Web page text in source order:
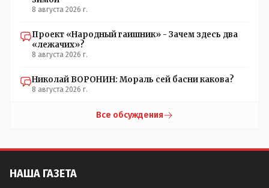
8 августа 2026 г.
Проект «Народный гаишник» - Зачем здесь два
«лежачих»?
8 августа 2026 г.
Николай ВОРОНИН: Мораль сей басни какова?
8 августа 2026 г.
Все обсуждения
НАША ГАЗЕТА